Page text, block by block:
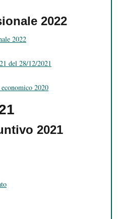
2022
2022
del 28/12/2021
2020
2021